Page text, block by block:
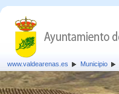
www.valdearenas.es Municipio